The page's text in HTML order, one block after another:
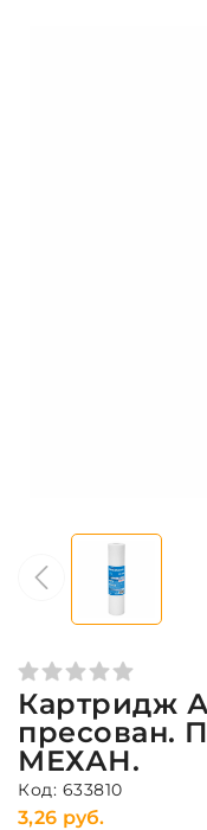
Картридж
пресован.
МЕХАН.
Код: 633810
3,26 руб.